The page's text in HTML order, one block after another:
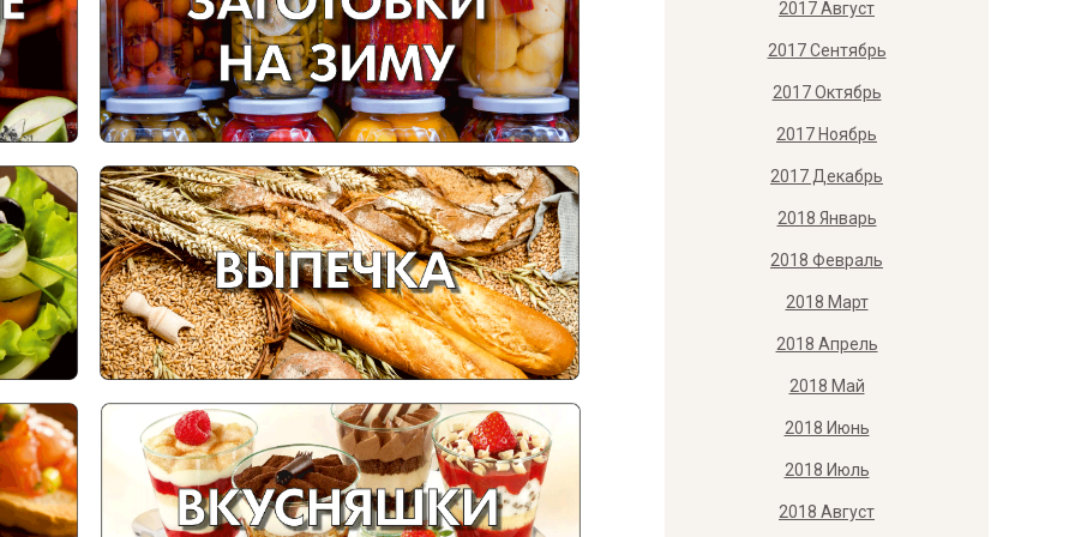
2017 Август
2017 Сентябрь
2017 Октябрь
2017 Ноябрь
2017 Декабрь
2018 Январь
2018 Февраль
2018 Март
2018 Апрель
2018 Май
2018 Июнь
2018 Июль
2018 Август